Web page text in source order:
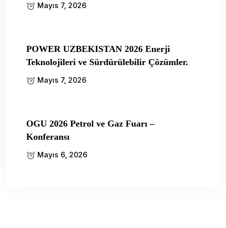
Mayıs 7, 2026
POWER UZBEKISTAN 2026 Enerji
Teknolojileri ve Sürdürülebilir Çözümler.
Mayıs 7, 2026
OGU 2026 Petrol ve Gaz Fuarı –
Konferansı
Mayıs 6, 2026